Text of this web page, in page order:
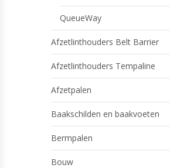
QueueWay
Afzetlinthouders Belt Barrier
Afzetlinthouders Tempaline
Afzetpalen
Baakschilden en baakvoeten
Bermpalen
Bouw